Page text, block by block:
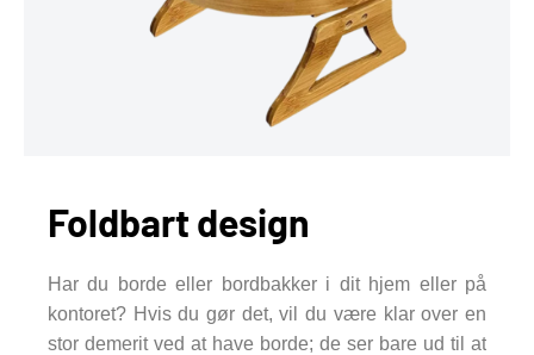
Foldbart design
Har du borde eller bordbakker i dit hjem eller på
kontoret? Hvis du gør det, vil du være klar over en
stor demerit ved at have borde; de ser bare ud til at